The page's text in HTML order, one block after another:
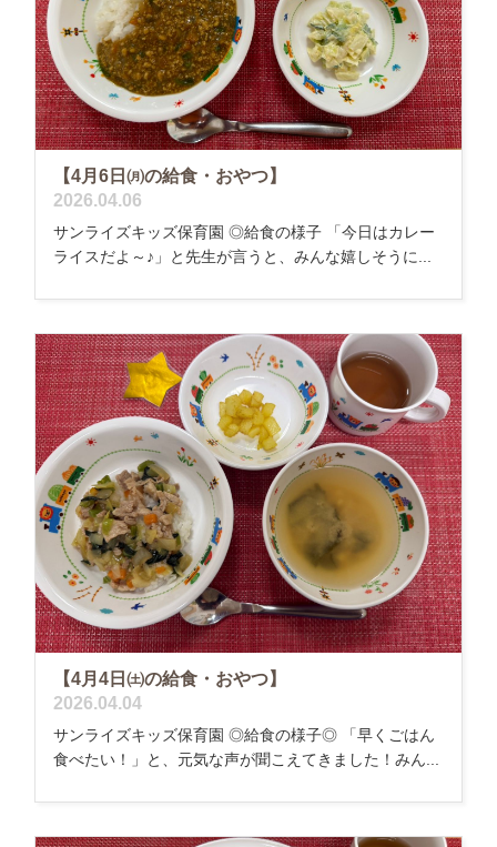
【4月6日㈪の給食・おやつ】
2026.04.06
サンライズキッズ保育園 ◎給食の様子 「今日はカレー
ライスだよ～♪」と先生が言うと、みんな嬉しそうに...
【4月4日㈯の給食・おやつ】
2026.04.04
サンライズキッズ保育園 ◎給食の様子◎ 「早くごはん
食べたい！」と、元気な声が聞こえてきました！みん...